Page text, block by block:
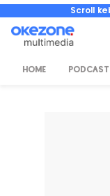
Scroll
HOME PODCAST